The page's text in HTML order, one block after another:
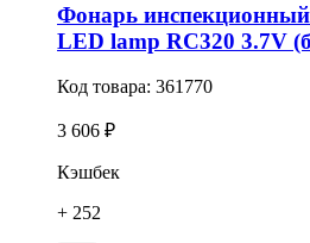
Фонарь
LED lamp RC320 3.7V
Код товара: 361770
3 606 ₽
Кэшбек
+ 252